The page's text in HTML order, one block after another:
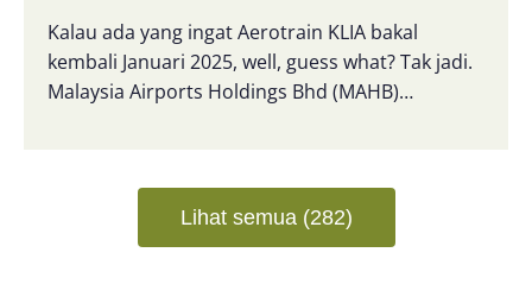
Kalau ada yang ingat Aerotrain KLIA bakal
kembali Januari 2025, well, guess what? Tak jadi.
Malaysia Airports Holdings Bhd (MAHB)…
Lihat semua (282)